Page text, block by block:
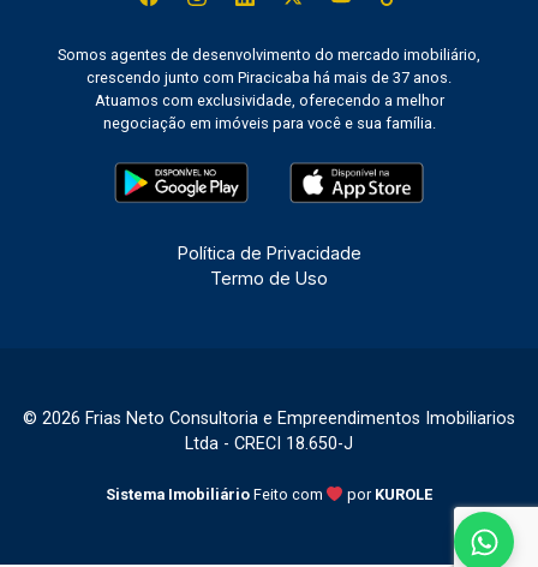
Somos agentes de desenvolvimento do mercado imobiliário,
crescendo junto com Piracicaba há mais de 37 anos.
Atuamos com exclusividade, oferecendo a melhor
negociação em imóveis para você e sua família.
Política de Privacidade
Termo de Uso
© 2026 Frias Neto Consultoria e Empreendimentos Imobiliarios
Ltda - CRECI 18.650-J
Sistema Imobiliário Feito com por KUROLE